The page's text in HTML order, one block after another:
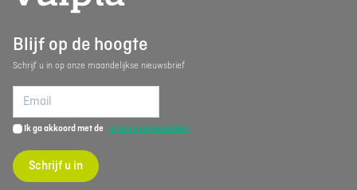
Blijf op de hoogte
Schrijf u in op onze maandelijkse nieuwsbrief
Ik ga akkoord met de privacyvoorwaarden
Schrijf u in